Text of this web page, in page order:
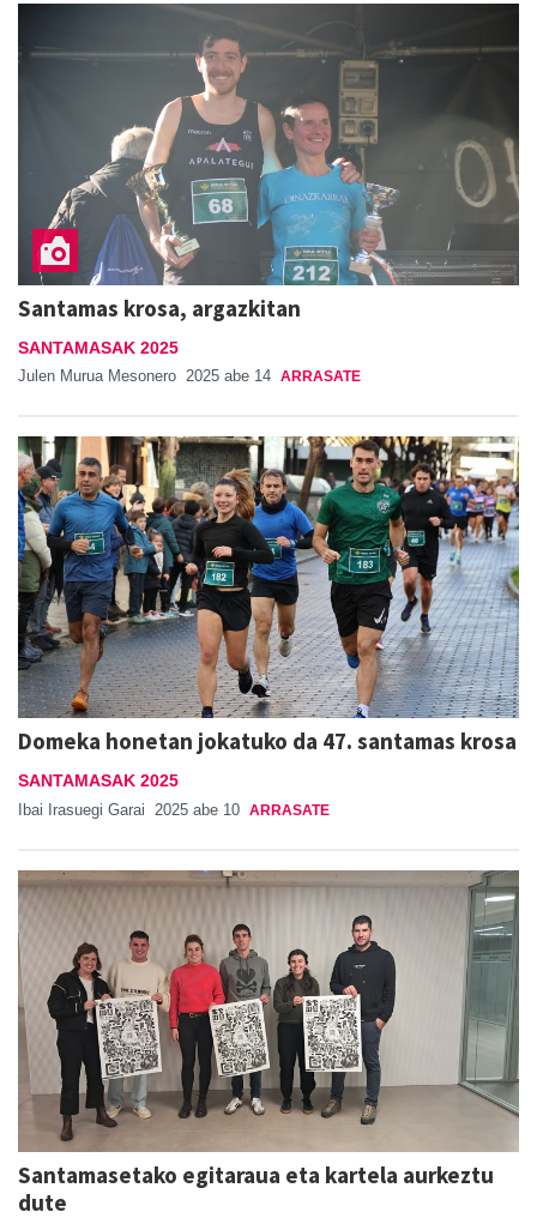
Santamas krosa, argazkitan
SANTAMASAK 2025
Julen Murua Mesonero 2025 abe 14 ARRASATE
Domeka honetan jokatuko da 47. santamas krosa
SANTAMASAK 2025
Ibai Irasuegi Garai 2025 abe 10 ARRASATE
Santamasetako egitaraua eta kartela aurkeztu
dute